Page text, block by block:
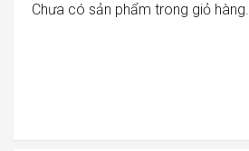
Chưa có sản phẩm trong giỏ hàng.